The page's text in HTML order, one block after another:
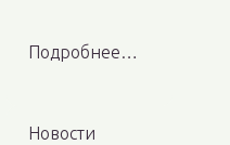
Подробнее…
Новости